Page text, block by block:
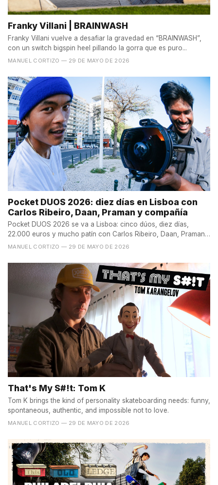
Franky Villani | BRAINWASH
Franky Villani vuelve a desafiar la gravedad en “BRAINWASH”,
con un switch bigspin heel pillando la gorra que es puro...
MANUEL CORTIZO — 29 DE MAYO DE 2026
Pocket DUOS 2026: diez días en Lisboa con
Carlos Ribeiro, Daan, Praman y compañía
Pocket DUOS 2026 se va a Lisboa: cinco dúos, diez días,
22.000 euros y mucho patín con Carlos Ribeiro, Daan, Praman
y...
MANUEL CORTIZO — 29 DE MAYO DE 2026
That's My S#!t: Tom K
Tom K brings the kind of personality skateboarding needs: funny,
spontaneous, authentic, and impossible not to love.
MANUEL CORTIZO — 29 DE MAYO DE 2026